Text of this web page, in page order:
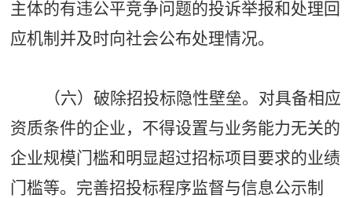
主体的有违公平竞争问题的投诉举报和处理回
应机制并及时向社会公布处理情况。
（六）破除招投标隐性壁垒。对具备相应
资质条件的企业，不得设置与业务能力无关的
企业规模门槛和明显超过招标项目要求的业绩
门槛等。完善招投标程序监督与信息公示制